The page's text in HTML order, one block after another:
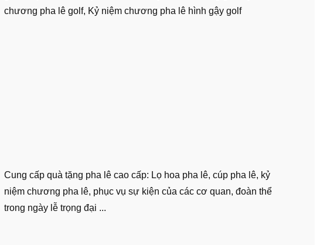
chương pha lê golf, Kỷ niệm chương pha lê hình gậy golf
Cung cấp quà tặng pha lê cao cấp: Lọ hoa pha lê, cúp pha lê, kỷ
niệm chương pha lê, phục vụ sự kiện của các cơ quan, đoàn thể
trong ngày lễ trọng đại ...